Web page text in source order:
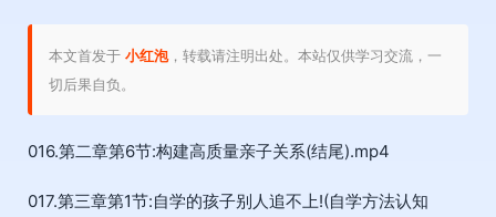
本文首发于 小红泡，转载请注明出处。本站仅供学习交流，一
切后果自负。
016.第二章第6节:构建高质量亲子关系(结尾).mp4
017.第三章第1节:自学的孩子别人追不上!(自学方法认知